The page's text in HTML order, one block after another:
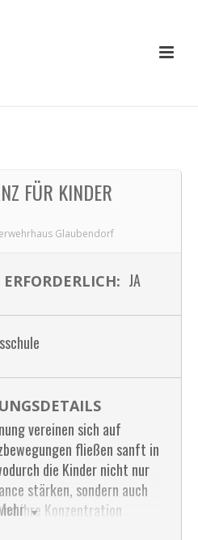
FÜR KINDER
Glaubendorf
JA
vereinen sich auf
fließen sanft in
die Kinder nicht nur
stärken, sondern auch
ihre Konzentration